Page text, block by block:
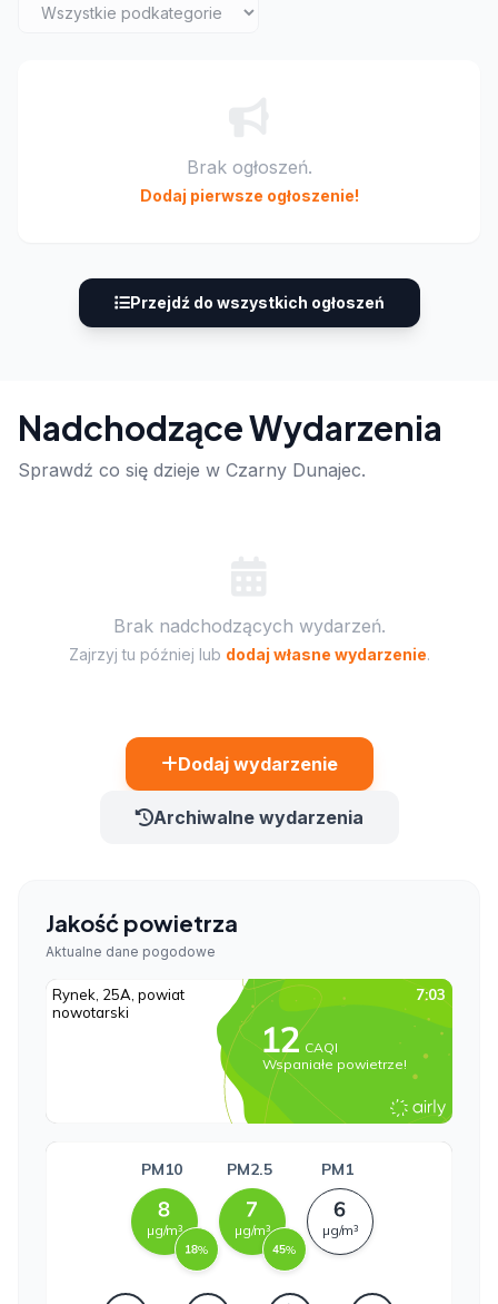
Brak ogłoszeń.
Dodaj pierwsze ogłoszenie!
Przejdź do wszystkich ogłoszeń
Nadchodzące Wydarzenia
Sprawdź co się dzieje w Czarny Dunajec.
Brak nadchodzących wydarzeń.
Zajrzyj tu później lub dodaj własne wydarzenie.
Dodaj wydarzenie
Archiwalne wydarzenia
Jakość powietrza
Aktualne dane pogodowe